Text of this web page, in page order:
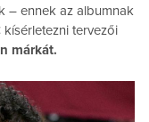
– ennek az albumnak
tervezői
márkát.